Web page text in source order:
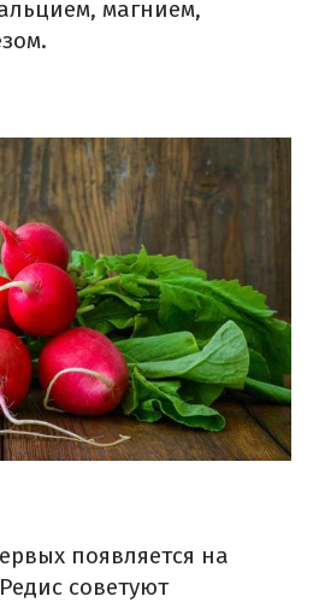
магнием,
появляется на
советуют